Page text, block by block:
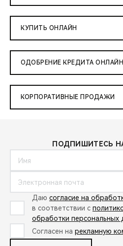
КУПИТЬ ОНЛАЙН
ОДОБРЕНИЕ КРЕДИТА ОНЛАЙН
КОРПОРАТИВНЫЕ ПРОДАЖИ
ПОДПИШИТЕСЬ
Даю согласие на
в соответствии с
обработки персональных
Согласен на рекламную